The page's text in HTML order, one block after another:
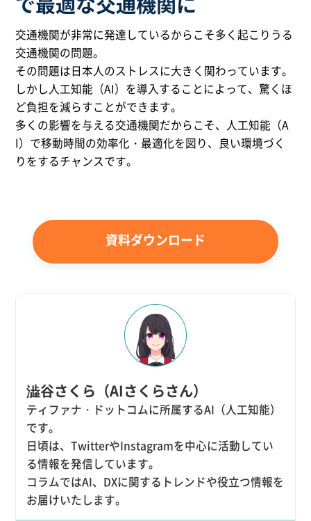
交通機関が非常に発達しているからこそ多く起こりうる
交通機関の問題。
その問題は日本人のストレスに大きく関わっています。
しかし人工知能（AI）を導入することによって、驚くほ
ど負担を減らすことができます。
多くの影響を与える交通機関だからこそ、人工知能（A
I）で移動時間の効率化・最適化を図り、良い環境づく
りをするチャンスです。
資料ダウンロード
澁谷さくら（AIさくらさん）
ティファナ・ドットコムに所属するAI（人工知能）
です。
日頃は、TwitterやInstagramを中心に活動してい
る情報を発信しています。
コラムではAI、DXに関するトレンドや役立つ情報を
お届けいたします。